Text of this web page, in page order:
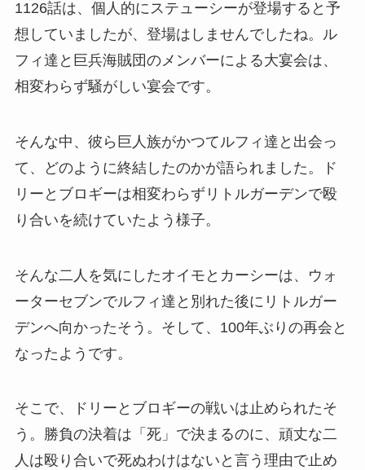
1126話は、個人的にステューシーが登場すると予
想していましたが、登場はしませんでしたね。ル
フィ達と巨兵海賊団のメンバーによる大宴会は、
相変わらず騒がしい宴会です。
そんな中、彼ら巨人族がかつてルフィ達と出会っ
て、どのように終結したのかが語られました。ド
リーとブロギーは相変わらずリトルガーデンで殴
り合いを続けていたよう様子。
そんな二人を気にしたオイモとカーシーは、ウォ
ーターセブンでルフィ達と別れた後にリトルガー
デンへ向かったそう。そして、100年ぶりの再会と
なったようです。
そこで、ドリーとブロギーの戦いは止められたそ
う。勝負の決着は「死」で決まるのに、頑丈な二
人は殴り合いで死ぬわけはないと言う理由で止め